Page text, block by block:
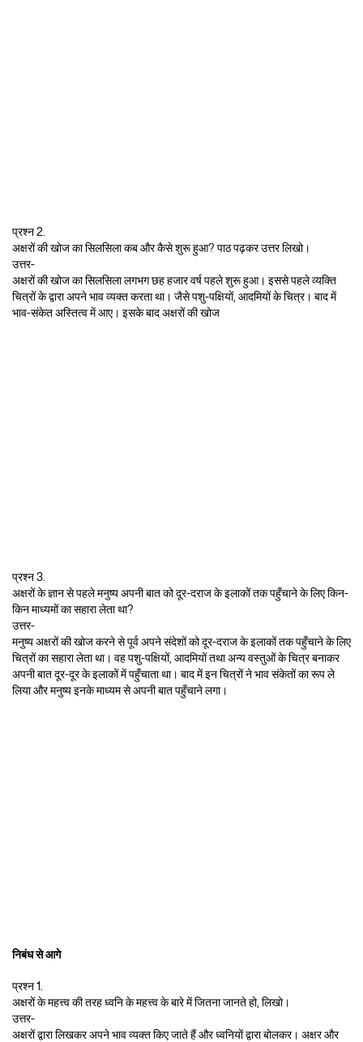
प्रश्न 2.
अक्षरों की खोज का सिलसिला कब और कैसे शुरू हुआ? पाठ पढ़कर उत्तर लिखो।
उत्तर-
अक्षरों की खोज का सिलसिला लगभग छह हजार वर्ष पहले शुरू हुआ। इससे पहले व्यक्ति
चित्रों के द्वारा अपने भाव व्यक्त करता था। जैसे पशु-पक्षियों, आदमियों के चित्र। बाद में
भाव-संकेत अस्तित्व में आए। इसके बाद अक्षरों की खोज
प्रश्न 3.
अक्षरों के ज्ञान से पहले मनुष्य अपनी बात को दूर-दराज के इलाकों तक पहुँचाने के लिए किन-
किन माध्यमों का सहारा लेता था?
उत्तर-
मनुष्य अक्षरों की खोज करने से पूर्व अपने संदेशों को दूर-दराज के इलाकों तक पहुँचाने के लिए
चित्रों का सहारा लेता था। वह पशु-पक्षियों, आदमियों तथा अन्य वस्तुओं के चित्र बनाकर
अपनी बात दूर-दूर के इलाकों में पहुँचाता था। बाद में इन चित्रों ने भाव संकेतों का रूप ले
लिया और मनुष्य इनके माध्यम से अपनी बात पहुँचाने लगा।
निबंध से आगे
प्रश्न 1.
अक्षरों के महत्त्व की तरह ध्वनि के महत्त्व के बारे में जितना जानते हो, लिखो।
उत्तर-
अक्षरों द्वारा लिखकर अपने भाव व्यक्त किए जाते हैं और ध्वनियों द्वारा बोलकर। अक्षर और